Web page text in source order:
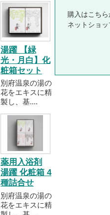
湯躍 【緑
光・月白】化
粧箱セット
別府温泉の湯の
花をエキスに精
製し、基....
薬用入浴剤
湯躍 化粧箱 4
種詰合せ
別府温泉の湯の
花をエキスに精
購入はこちら
ネットショ